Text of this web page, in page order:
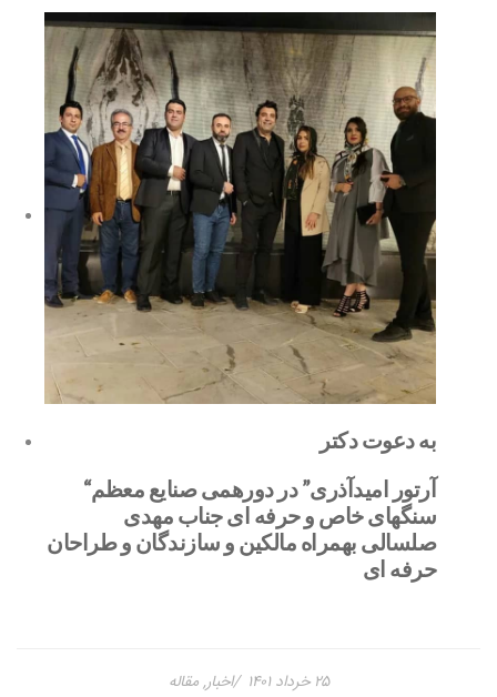
به دعوت دکتر
“آرتور امیدآذری” در دورهمی صنایع معظم
سنگهای خاص و حرفه ای جناب مهدی
صلسالی بهمراه مالکین و سازندگان و طراحان
حرفه ای
۲۵ خرداد ۱۴۰۱ اخبار,مقاله